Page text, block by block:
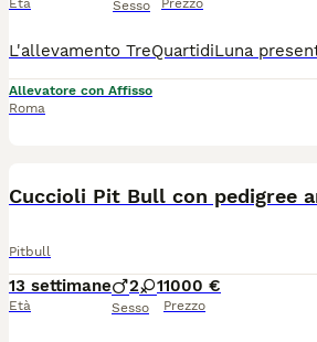
Età Sesso Prezzo
Allevatore con Affisso
Roma
Cuccioli Pit Bull con pedigree
Pitbull
13 settimane
Età
2 1
Sesso
1000 €
Prezzo